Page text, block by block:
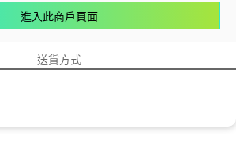
進入此商戶頁面
送貨方式